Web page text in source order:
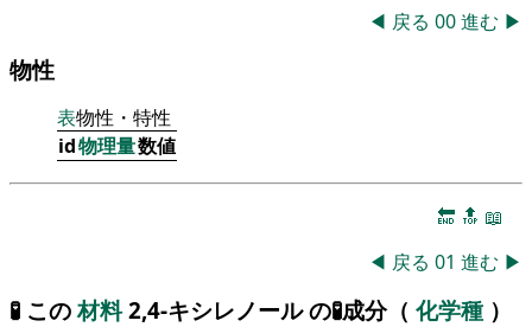
◀ 戻る 00進む ▶
物性
表物性・特性
id物理量数値
🔚 🔝 📖
◀ 戻る 01 進む ▶
🧪 この材料2,4-キシレノール の🧪成分（ 化学種 ）